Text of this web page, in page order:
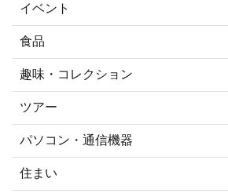
イベント
食品
趣味・コレクション
ツアー
パソコン・通信機器
住まい